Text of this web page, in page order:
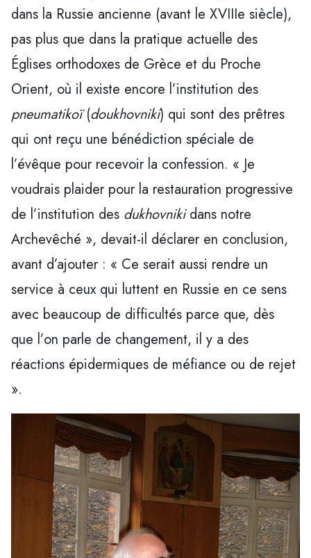
dans la Russie ancienne (avant le XVIIIe siècle),
pas plus que dans la pratique actuelle des
Églises orthodoxes de Grèce et du Proche
Orient, où il existe encore l’institution des
pneumatikoï(doukhovniki) qui sont des prêtres
qui ont reçu une bénédiction spéciale de
l’évêque pour recevoir la confession. « Je
voudrais plaider pour la restauration progressive
de l’institution des dukhovnikidans notre
Archevêché », devait-il déclarer en conclusion,
avant d’ajouter : « Ce serait aussi rendre un
service à ceux qui luttent en Russie en ce sens
avec beaucoup de difficultés parce que, dès
que l’on parle de changement, il y a des
réactions épidermiques de méfiance ou de rejet
».